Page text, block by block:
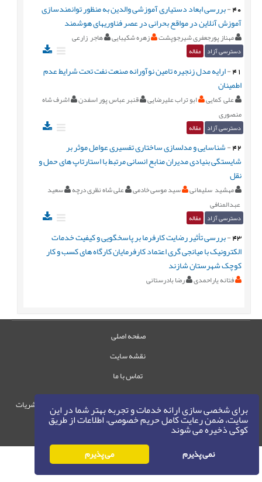
برای شخصی سازی ارائه خدمات و تجربه بهتر شما در این
سایت، ضمن رعایت کامل حریم خصوصی، اطلاعات از طریق
کوکی ذخیره می شوند
نمی پذیرم می پذیرم
40
-بررسی ابعاد دستیاری آموزشی والدین به منظور توانمندسازی
آموزش آنلاین در مواقع بحرانی در عصر فناوریهای هوشمند
مهناز پورجعفری شیرجوپشت زهره شکیبایی هاجر زارعی
دسترسی آزاد مقاله
41
-ارایه مدل زنجیره تامین نوآورانه صنعت نفت تحت شرایط عدم
اطمینان
علی کمایی ابو تراب علیرضایی قنبر عباس پور اسفدن
اشرف شاه
منصوری
دسترسی آزاد مقاله
42
-شناسایی و مدلسازی ساختاری تفسیری عوامل موثر بر
شایستگی بنیادی مدیران منابع انسانی مرتبط با استارتاپ های حمل و
نقل
مهشید سلیمانی سید موسی خادمی علی شاه نظری درچه
سعید
عبدالمنافی
دسترسی آزاد مقاله
43
-بررسی تأثیر رضایت کارفرما بر پاسخگویی و کیفیت خدمات
الکترونیک با میانجی گری اعتماد کارفرمایان کارگاه های کسب و کار
کوچک شهرستان شازند
فتانه یاراحمدی رضا بادرستانی
صفحه اصلی
نقشه سایت
تماس با ما
حقوق این وب‌سایت متعلق به سامانه مدیریت نشریات
رایمگ است.